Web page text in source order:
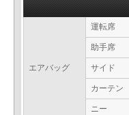
エアバッグ
運転席
助手席
サイド
カーテン
ニー